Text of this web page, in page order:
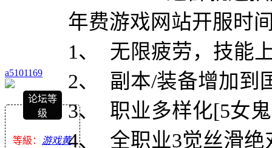
a5101169
论坛等
级
等級： 游戏黄
年费游戏网站开服时
1、 无限疲劳，技能
2、 副本/装备增加到
3、 职业多样化[5女
4、 全职业3觉丝滑绝